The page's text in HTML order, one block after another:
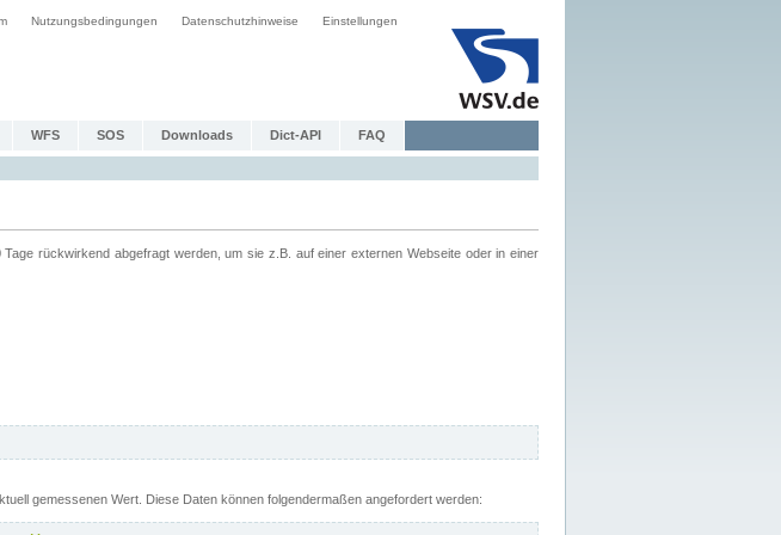
Nutzungsbedingungen Datenschutzhinweise Einstellungen
WFS SOS Downloads Dict-API FAQ
rückwirkend abgefragt werden, um sie z.B. auf einer externen Webseite oder in einer
gemessenen Wert. Diese Daten können folgendermaßen angefordert werden: